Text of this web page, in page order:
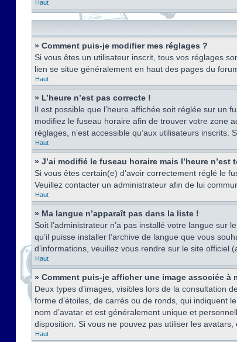
Haut
» Comment puis-je modifier mes réglages ?
Si vous êtes un utilisateur inscrit, tous vos réglages
lien se situe généralement en haut des pages du
Haut
» L’heure n’est pas correcte !
Il est possible que l’heure affichée soit réglée sur un
modifiez le fuseau horaire afin de trouver votre zone
réglages, n’est accessible qu’aux utilisateurs inscrits.
Haut
» J’ai modifié le fuseau horaire mais l’heure
Si vous êtes certain(e) d’avoir correctement réglé le
Veuillez contacter un administrateur afin de lui
Haut
» Ma langue n’apparaît pas dans la liste !
Soit l’administrateur n’a pas installé votre langue sur
qu’il puisse installer l’archive de langue que vous
d’informations, veuillez vous rendre sur le site officiel
Haut
» Comment puis-je afficher une image associée à
Deux types d’images, visibles lors de la consultation
forme d’étoiles, de carrés ou de ronds, qui indiquent
nom d’avatar et est généralement unique et
disposition. Si vous ne pouvez pas utiliser les
Haut